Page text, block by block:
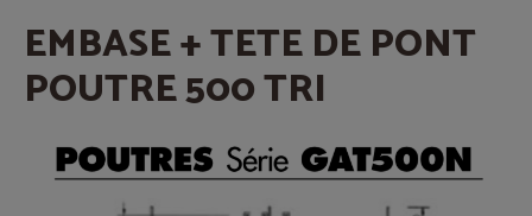
EMBASE + TETE DE PONT
POUTRE 500 TRI